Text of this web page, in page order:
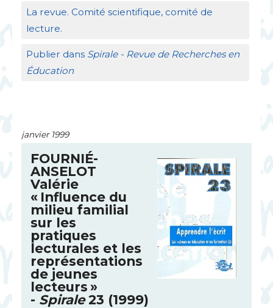
La revue. Comité scientifique, comité de
lecture.
Publier dans Spirale - Revue de Recherches en
Éducation
janvier 1999
FOURNIÉ-
ANSELOT
Valérie
« Influence du
milieu familial
sur les
pratiques
lecturales et les
représentations
de jeunes
lecteurs»
- Spirale23 (1999)